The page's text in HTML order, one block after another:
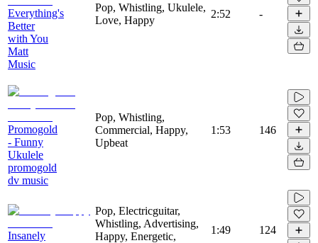
Everything's
Better
with You
Matt
Music
Pop, Whistling, Ukulele,
Love, Happy
2:52 -
Promogold
- Funny
Ukulele
promogold
dv music
Pop, Whistling,
Commercial, Happy,
Upbeat
1:53 146
Insanely
Pop, Electricguitar,
Whistling, Advertising,
Happy, Energetic,
1:49 124